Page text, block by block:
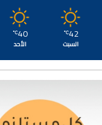
42
℃
السبت
40
℃
الأحد